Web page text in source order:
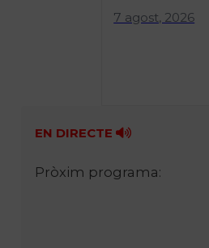
7 agost, 2026
EN DIRECTE
Pròxim programa: